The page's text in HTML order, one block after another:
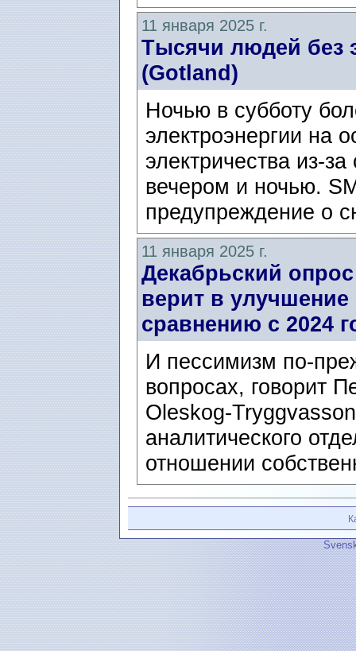
11 января 2025 г.
Тысячи людей без
(Gotland)
Ночью в субботу
электроэнергии на
электричества из-
вечером и ночью.
предупреждение о
11 января 2025 г.
Декабрьский
верит в
сравнению с 2024
И пессимизм по-
вопросах, говорит
Oleskog-
аналитического
отношении